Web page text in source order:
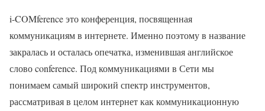
i-COMference это конференция, посвященная
коммуникациям в интернете. Именно поэтому в название
закралась и осталась опечатка, изменившая английское
слово conference. Под коммуникациями в Сети мы
понимаем самый широкий спектр инструментов,
рассматривая в целом интернет как коммуникационную